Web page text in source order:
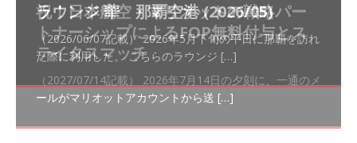
祝！日本航空・マリオットの戦略パー
トナーシップによるFOP無料付与とス
テイタスマッチ
（2027/07/14記載） 2026年7月14日の夕刻に、一通のメ
ールがマリオットアカウントから送 […]
ラウンジ 華 那覇空港 (2026/05)
（2026/06/07記載） 2026年5月下旬の平日に那覇を訪れ
た際に利用した。 こちらのラウンジ […]
The Coral Executive Lounge スワ
ンナプーム国際空港国内線ラウンジ
(2026/01)
（2026/03/31記載） 2026年1月上旬にバンコク経由でチ
ェンマイに行く際に利用した。 バン[…]
日本航空 羽田空港国際線ファースト
クラスラウンジ (2026/01)
（2026/03/18記載） 2026年1月、毎年恒例の新年の羽田
～バンコクの移動の際に再びこちらの[…]
バンコクエアウェイズ スワンナプー
ム国際空港国内線ラウンジ (2026/01)
（2026/03/13記載） 2026年1月上旬にバンコク経由でチ
ェンマイに向かう際に利用した。 今[…]